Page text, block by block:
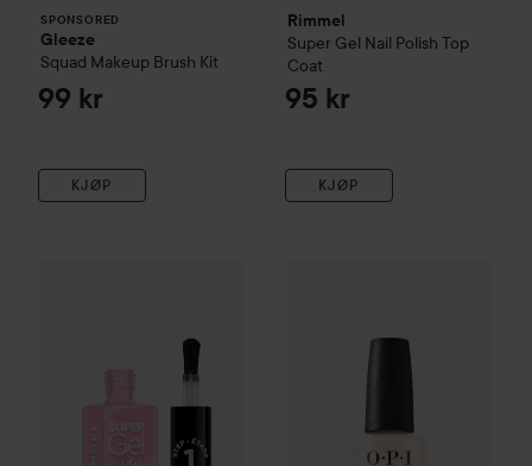
SPONSORED
Gleeze
Squad Makeup Brush Kit
99 kr
KJØP
Rimmel
Super Gel Nail Polish Top
Coat
95 kr
KJØP